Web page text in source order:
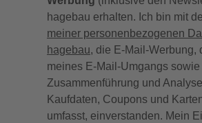
hagebau erhalten. Ich bin mit
meiner personenbezogenen
hagebau, die E-Mail-Werbung,
meines E-Mail-Umgangs sowie
Zusammenführung und
Kaufdaten, Coupons und
umfasst, einverstanden. Mein